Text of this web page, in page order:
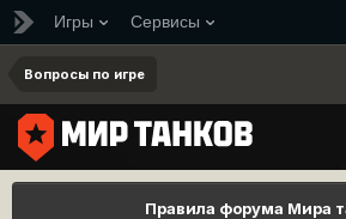
Игры Сервисы
Вопросы по игре
Правила форума Мира